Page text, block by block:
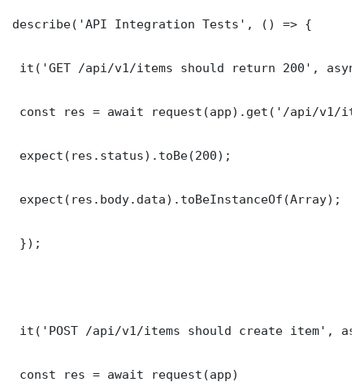
describe('API Integration Tests', () => {
it('GET /api/v1/items should return 200',
const res = await request(app).get('/api/v1/
expect(res.status).toBe(200);
expect(res.body.data).toBeInstanceOf(Array);
});
it('POST /api/v1/items should create item',
const res = await request(app)